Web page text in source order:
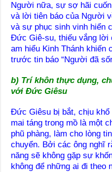
Người nữa, sự sợ hãi
và lời tiên báo của Người
và sự phục sinh vinh hiển
Đức Giê-su, thiếu vắng lời
am hiểu Kinh Thánh khiến
trước tin báo “Người đã
b) Trí khôn thực dụng,
với Đức Giêsu
Đức Giêsu bị bắt, chịu
mai táng trong mồ là một
phũ phàng, làm cho lòng
chuyển. Bởi các ông nghĩ
năng sẽ không gặp sự
không để những ai đi theo